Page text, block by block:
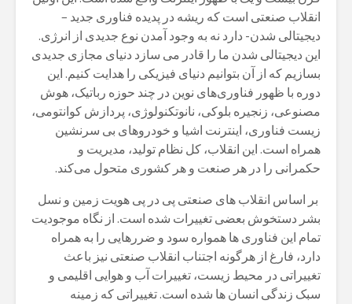
انقلاب صنعتی است که ریشه در پدیده فناوری جدید –
دیجیتالی شدن- دارد نه به وجود آمدن نوع جدیدی از انرژی.
این دیجیتالی شدن ما را قادر می سازد دنیای مجازی جدیدی
بسازیم که از آن بتوانیم دنیای فیزیکی را هدایت کنیم. این
دوره با ظهور فناوری‌های نوین در چند حوزه رباتیک، هوش
مصنوعی، زنجیره بلوکی، نانوتکنولوژی، پردازش کوانتومی،
زیست فناوری، اینترنت اشیا و خودروهای بی سرنشین
همراه است. این انقلاب، کل نظام تولید، مدیریت و
حکمرانی را در هر صنعت و هر کشوری متحول می‌کند.
بر اساس انقلاب های صنعتی پی در پی هویت زمین و نسل
بشر دستخوش بعضی تغییرات شده است. از نگاه موجودیت
تمام این فناوری ها همواره سود و ضررهایی را به همراه
دارد، فارغ از هرگونه اجتناب انقلاب صنعتی نیز باعث
تغییراتی در محیط زیست، تغییرات آب و هوایی اقلیمی و
سبک زندگی انسان ها شده است. تغییراتی که زمینه